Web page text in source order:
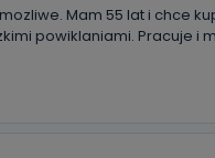
osobowych
usunięcia danych,
ich przetwarzania.
dane
Mam 55 lat i chce
powiklaniami. Pracuje i